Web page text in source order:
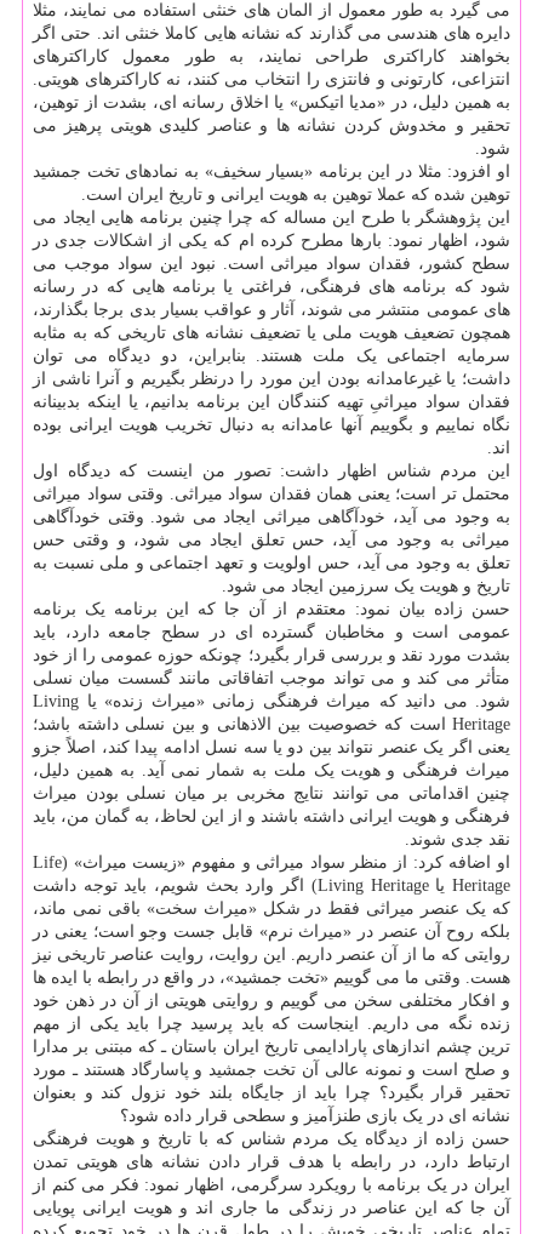
می گیرد به طور معمول از المان های خنثی استفاده می نمایند، مثلا
دایره های هندسی می گذارند که نشانه هایی کاملا خنثی اند. حتی اگر
بخواهند کاراکتری طراحی نمایند، به طور معمول کاراکترهای
انتزاعی، کارتونی و فانتزی را انتخاب می کنند، نه کاراکترهای هویتی.
به همین دلیل، در «مدیا اتیکس» یا اخلاق رسانه ای، بشدت از توهین،
تحقیر و مخدوش کردن نشانه ها و عناصر کلیدی هویتی پرهیز می
شود.
او افزود: مثلا در این برنامه «بسیار سخیف» به نمادهای تخت جمشید
توهین شده که عملا توهین به هویت ایرانی و تاریخ ایران است.
این پژوهشگر با طرح این مساله که چرا چنین برنامه هایی ایجاد می
شود، اظهار نمود: بارها مطرح کرده ام که یکی از اشکالات جدی در
سطح کشور، فقدان سواد میراثی است. نبود این سواد موجب می
شود که برنامه های فرهنگی، فراغتی یا برنامه هایی که در رسانه
های عمومی منتشر می شوند، آثار و عواقب بسیار بدی برجا بگذارند،
همچون تضعیف هویت ملی یا تضعیف نشانه های تاریخی که به مثابه
سرمایه اجتماعی یک ملت هستند. بنابراین، دو دیدگاه می توان
داشت؛ یا غیرعامدانه بودن این مورد را درنظر بگیریم و آنرا ناشی از
فقدان سواد میراثیِ تهیه کنندگان این برنامه بدانیم، یا اینکه بدبینانه
نگاه نماییم و بگوییم آنها عامدانه به دنبال تخریب هویت ایرانی بوده
اند.
این مردم شناس اظهار داشت: تصور من اینست که دیدگاه اول
محتمل تر است؛ یعنی همان فقدان سواد میراثی. وقتی سواد میراثی
به وجود می آید، خودآگاهی میراثی ایجاد می شود. وقتی خودآگاهی
میراثی به وجود می آید، حس تعلق ایجاد می شود، و وقتی حس
تعلق به وجود می آید، حس اولویت و تعهد اجتماعی و ملی نسبت به
تاریخ و هویت یک سرزمین ایجاد می شود.
حسن زاده بیان نمود: معتقدم از آن جا که این برنامه یک برنامه
عمومی است و مخاطبان گسترده ای در سطح جامعه دارد، باید
بشدت مورد نقد و بررسی قرار بگیرد؛ چونکه حوزه عمومی را از خود
متأثر می کند و می تواند موجب اتفاقاتی مانند گسست میان نسلی
شود. می دانید که میراث فرهنگی زمانی «میراث زنده» یا Living
Heritage است که خصوصیت بین الاذهانی و بین نسلی داشته باشد؛
یعنی اگر یک عنصر نتواند بین دو یا سه نسل ادامه پیدا کند، اصلاً جزو
میراث فرهنگی و هویت یک ملت به شمار نمی آید. به همین دلیل،
چنین اقداماتی می توانند نتایج مخربی بر میان نسلی بودن میراث
فرهنگی و هویت ایرانی داشته باشند و از این لحاظ، به گمان من، باید
نقد جدی شوند.
او اضافه کرد: از منظر سواد میراثی و مفهوم «زیست میراث» (Life
Heritage یا Living Heritage) اگر وارد بحث شویم، باید توجه داشت
که یک عنصر میراثی فقط در شکل «میراث سخت» باقی نمی ماند،
بلکه روح آن عنصر در «میراث نرم» قابل جست وجو است؛ یعنی در
روایتی که ما از آن عنصر داریم. این روایت، روایت عناصر تاریخی نیز
هست. وقتی ما می گوییم «تخت جمشید»، در واقع در رابطه با ایده ها
و افکار مختلفی سخن می گوییم و روایتی هویتی از آن در ذهن خود
زنده نگه می داریم. اینجاست که باید پرسید چرا باید یکی از مهم
ترین چشم اندازهای پارادایمی تاریخ ایران باستان ـ که مبتنی بر مدارا
و صلح است و نمونه عالی آن تخت جمشید و پاسارگاد هستند ـ مورد
تحقیر قرار بگیرد؟ چرا باید از جایگاه بلند خود نزول کند و بعنوان
نشانه ای در یک بازی طنزآمیز و سطحی قرار داده شود؟
حسن زاده از دیدگاه یک مردم شناس که با تاریخ و هویت فرهنگی
ارتباط دارد، در رابطه با هدف قرار دادن نشانه های هویتی تمدن
ایران در یک برنامه با رویکرد سرگرمی، اظهار نمود: فکر می کنم از
آن جا که این عناصر در زندگی ما جاری اند و هویت ایرانی پویایی